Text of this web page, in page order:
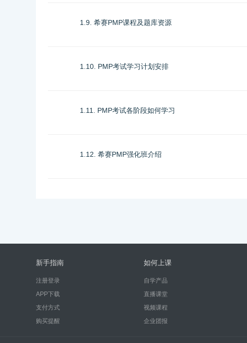
1.9. 希赛PMP课程及题库资源
1.10. PMP考试学习计划安排
1.11. PMP考试各阶段如何学习
1.12. 希赛PMP强化班介绍
新手指南
注册登录
APP下载
支付方式
购买提醒
如何上课
自学产品
直播课堂
视频课程
企业团报